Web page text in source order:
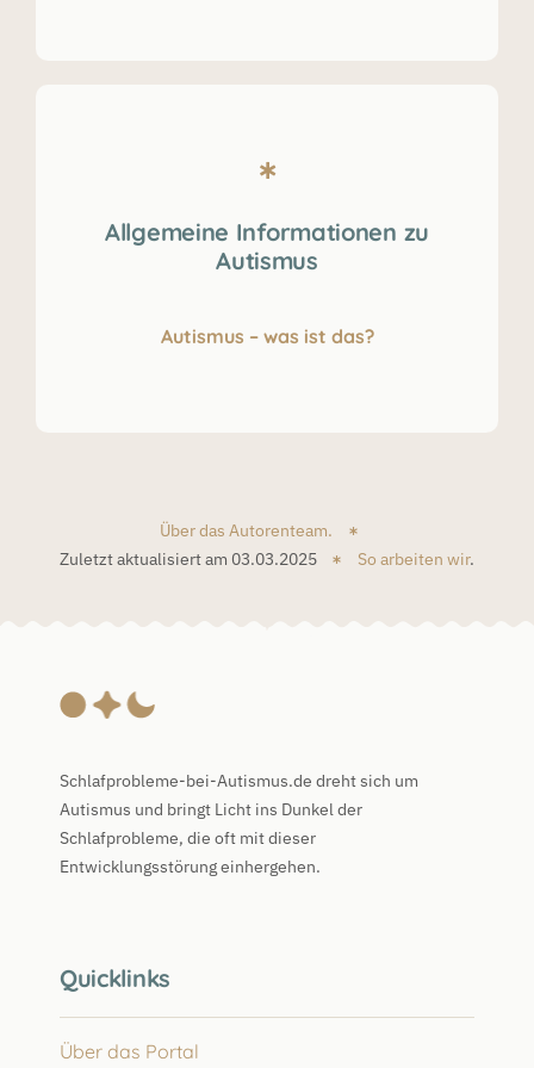
Allgemeine Informationen zu
Autismus
Autismus – was ist das?
Über das Autorenteam.
Zuletzt aktualisiert am 03.03.2025
So arbeiten wir.
Schlafprobleme-bei-Autismus.de dreht sich um
Autismus und bringt Licht ins Dunkel der
Schlafprobleme, die oft mit dieser
Entwicklungsstörung einhergehen.
Quicklinks
Über das Portal